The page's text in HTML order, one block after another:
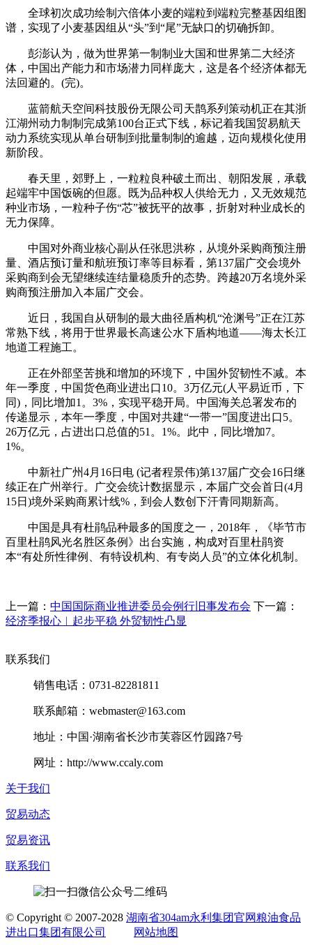
全球初次成功绘制六倍体小麦的端粒到端粒完整基因组图
谱，实现了小麦基因组从“头”到“尾”无缺口的切确拆卸。
彭澎认为，做为世界第一制制业大国和世界第二大经济
体，中国出产能力和市场潜力同样庞大，这是各个经济体都无
法回避的。(完)。
蓝箭航天空间科技股份无限公司天鹊系列策动机正在其浙
江湖州动力制制完成第100台正式下线，标记着我国贸易航天
动力系统实现从单台研制到批量制制的逾越，迈向规模化使用
新阶段。
春天里，郊野上，一粒粒良种破土而出、朝阳发展，承载
起端牢中国饭碗的但愿。既为品种权人供给无力，又无效规范
种业市场，一粒种子伤“芯”被抚平的故事，折射对种业成长的
无力保障。
中国对外商业核心副从任张思洪称，从境外采购商预注册
量、酒店预订量和航班预订率等目标看，第137届广交会境外
采购商到会无望继续连结量稳质升的态势。跨越20万名境外采
购商预注册加入本届广交会。
近日，我国自从研制的最大曲径盾构机“沧渊号”正在江苏
常熟下线，将用于世界最长高速公水下盾构地道——海太长江
地道工程施工。
正在外部坚苦挑和增加的环境下，中国外贸韧性不减。本
年一季度，中国货色商业进出口10。3万亿元(人平易近币，下
同)，同比增加1。3%，实现平稳开局。中国海关总署发布的
传递显示，本年一季度，中国对共建“一带一”国度进出口5。
26万亿元，占进出口总值的51。1%。此中，同比增加7。
1%。
中新社广州4月16日电 (记者程景伟)第137届广交会16日继
续正在广州举行。广交会统计数据显示，本届广交会首日(4月
15日)境外采购商累计线%，到会人数创下汗青同期新高。
中国是具有杜鹃品种最多的国度之一，2018年，《毕节市
百里杜鹃风光名胜区条例》出台实施，构成对百里杜鹃资
本“有处所性律例、有特设机构、有专岗人员”的立体化机制。
上一篇： 中国国际商业推进委员会例行旧事发布会 下一篇：
经济季报心︱起步平稳 外贸韧性凸显
联系我们
销售电话：0731-82281811
联系邮箱：webmaster@163.com
地址：中国·湖南省长沙市芙蓉区竹园路7号
网址：http://www.ccaly.com
关于我们
贸易动态
贸易资讯
联系我们
© Copyright © 2007-2028 湖南省304am永利集团官网粮油食品
进出口集团有限公司
网站地图